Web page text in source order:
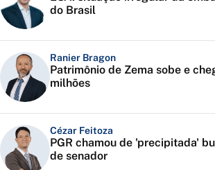
do Brasil
Ranier Bragon
Patrimônio de Zema sobe e
milhões
Cézar Feitoza
PGR chamou de 'precipitada'
de senador